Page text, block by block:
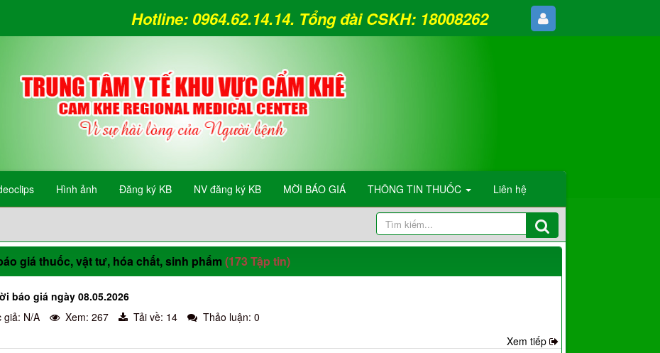
Hình ảnh Đăng ký KB NV đăng ký KB MỜI BÁO GIÁ THÔNG TIN THUỐC Liên hệ
Hotline: 0964.62.14.14. Tổng đài CSKH: 18008262
giá thuốc, vật tư, hóa chất, sinh phẩm(173 Tập tin)
báo giá ngày 08.05.2026
giả: N/A
Xem: 267 Tải về: 14
Thảo luận: 0
Xem tiếp